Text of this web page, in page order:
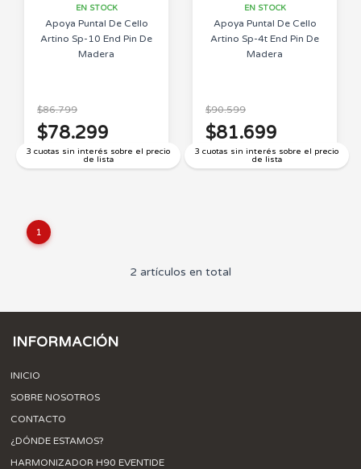
EN STOCK
Apoya Puntal De Cello
Artino Sp-10 End Pin De
Madera
3 cuotas sin interés sobre el precio
de lista
$86.799
$78.299
EN STOCK
Apoya Puntal De Cello
Artino Sp-4t End Pin De
Madera
3 cuotas sin interés sobre el precio
de lista
$90.599
$81.699
1
2 artículos en total
INFORMACIÓN
INICIO
SOBRE NOSOTROS
CONTACTO
¿DÓNDE ESTAMOS?
HARMONIZADOR H90 EVENTIDE